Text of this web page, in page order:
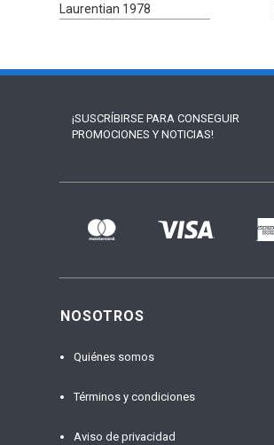
Laurentian 1978
¡SUSCRÍBIRSE PARA CONSEGUIR
PROMOCIONES Y NOTICIAS!
NOSOTROS
Quiénes somos
Términos y condiciones
Aviso de privacidad